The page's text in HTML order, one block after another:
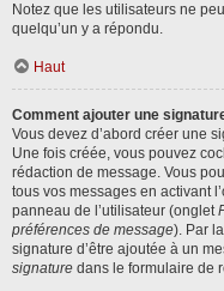
Notez que les utilisateurs ne
quelqu’un y a répondu.
Haut
Comment ajouter une
Vous devez d’abord créer une
Une fois créée, vous pouvez
rédaction de message. Vous
tous vos messages en activant
panneau de l’utilisateur (onglet
préférences de message). Par
signature d’être ajoutée à un
signature dans le formulaire de